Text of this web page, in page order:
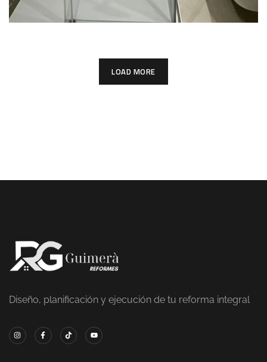
LOAD MORE
Diseño, planificación y ejecución de tu reforma integral